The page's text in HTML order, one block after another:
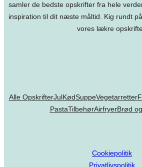
samler de bedste opskrifter fra hele
inspiration til dit næste måltid. Kig rundt
vores lækre
Alle OpskrifterJulKødSuppeVegetarretter
PastaTilbehørAirfryerBrød
Cookiepolitik
Privatlivspolitik